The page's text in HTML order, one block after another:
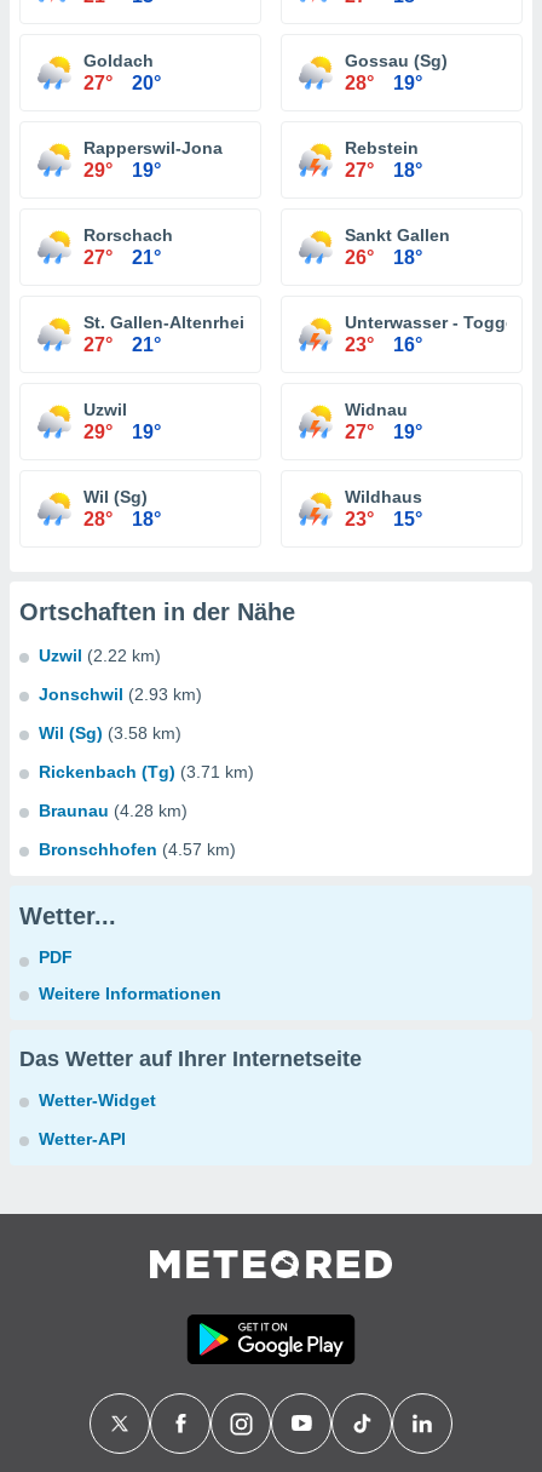
Goldach
27° 20°
Gossau (Sg)
28° 19°
Rapperswil-Jona
29° 19°
Rebstein
27° 18°
Rorschach
27° 21°
Sankt Gallen
26° 18°
St. Gallen-Altenrhein
27° 21°
Unterwasser -
23° 16°
Uzwil
29° 19°
Widnau
27° 19°
Wil (Sg)
28° 18°
Wildhaus
23° 15°
Ortschaften in der Nähe
Uzwil (2.22 km)
Jonschwil (2.93 km)
Wil (Sg) (3.58 km)
Rickenbach (Tg) (3.71 km)
Braunau (4.28 km)
Bronschhofen (4.57 km)
Wetter...
PDF
Weitere Informationen
Das Wetter auf Ihrer Internetseite
Wetter-Widget
Wetter-API